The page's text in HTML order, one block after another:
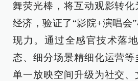
舞荧光棒，将互动观影转
经济，验证了“影院+演唱会
现力。通过全感官技术落
态、细分场景精细化运营
单一放映空间升级为社交